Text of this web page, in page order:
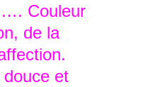
…. Couleur
de la
et